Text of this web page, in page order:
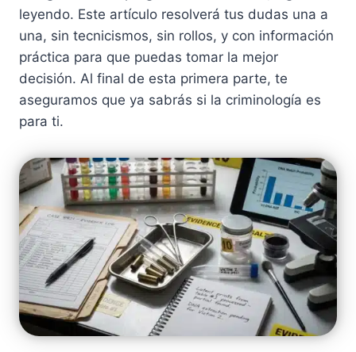
leyendo. Este artículo resolverá tus dudas una a
una, sin tecnicismos, sin rollos, y con información
práctica para que puedas tomar la mejor
decisión. Al final de esta primera parte, te
aseguramos que ya sabrás si la criminología es
para ti.